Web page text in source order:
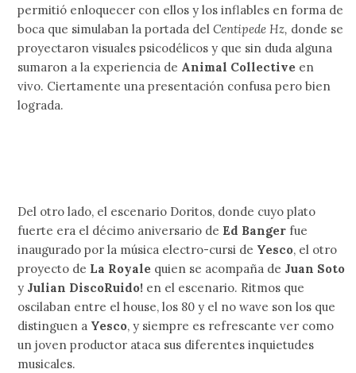
permitió enloquecer con ellos y los inflables en forma de
boca que simulaban la portada delCentipede Hz, donde se
proyectaron visuales psicodélicos y que sin duda alguna
sumaron a la experiencia de Animal Collective en
vivo. Ciertamente una presentación confusa pero bien
lograda.
Del otro lado, el escenario Doritos, donde cuyo plato
fuerte era el décimo aniversario de Ed Bangerfue
inaugurado por la música electro-cursi de Yesco, el otro
proyecto de La Royale quien se acompaña de Juan Soto
y Julian DiscoRuido! en el escenario. Ritmos que
oscilaban entre el house, los 80 y el no wave son los que
distinguen a Yesco, y siempre es refrescante ver como
un joven productor ataca sus diferentes inquietudes
musicales.